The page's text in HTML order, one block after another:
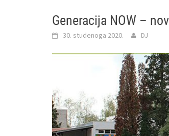
Generacija NOW –
30. studenoga 2020. DJ